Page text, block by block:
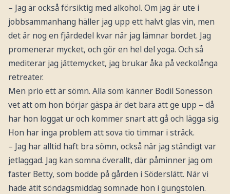
– Jag är också försiktig med alkohol. Om jag är ute i
jobbsammanhang häller jag upp ett halvt glas vin, men
det är nog en fjärdedel kvar när jag lämnar bordet. Jag
promenerar mycket, och gör en hel del yoga. Och så
mediterar jag jättemycket, jag brukar åka på veckolånga
retreater.
Men prio ett är sömn. Alla som känner Bodil Sonesson
vet att om hon börjar gäspa är det bara att ge upp – då
har hon loggat ur och kommer snart att gå och lägga sig.
Hon har inga problem att sova tio timmar i sträck.
– Jag har alltid haft bra sömn, också när jag ständigt var
jetlaggad. Jag kan somna överallt, där påminner jag om
faster Betty, som bodde på gården i Söderslätt. När vi
hade ätit söndagsmiddag somnade hon i gungstolen.